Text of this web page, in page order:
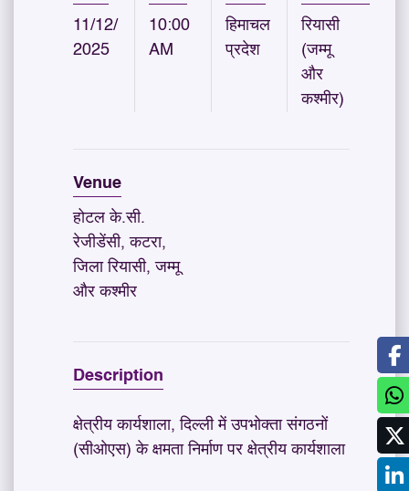
11/12/
2025
10:00
AM
हिमाचल
प्रदेश
रियासी
(जम्मू
और
कश्मीर)
Venue
होटल के.सी.
रेजीडेंसी, कटरा,
जिला रियासी, जम्मू
और कश्मीर
Description
क्षेत्रीय कार्यशाला, दिल्ली में उपभोक्ता संगठनों
(सीओएस) के क्षमता निर्माण पर क्षेत्रीय कार्यशाला